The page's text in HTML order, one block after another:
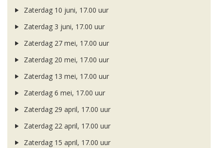
Zaterdag 10 juni, 17.00 uur
Zaterdag 3 juni, 17.00 uur
Zaterdag 27 mei, 17.00 uur
Zaterdag 20 mei, 17.00 uur
Zaterdag 13 mei, 17.00 uur
Zaterdag 6 mei, 17.00 uur
Zaterdag 29 april, 17.00 uur
Zaterdag 22 april, 17.00 uur
Zaterdag 15 april, 17.00 uur